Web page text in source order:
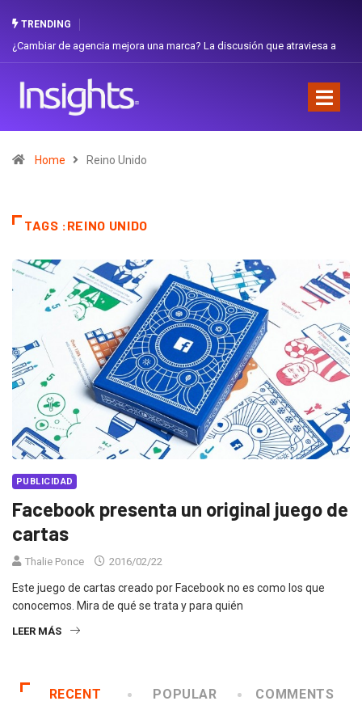
TRENDING
¿Cambiar de agencia mejora una marca? La discusión que atraviesa a
Home Reino Unido
TAGS :REINO UNIDO
PUBLICIDAD
Facebook presenta un original juego de
cartas
Thalie Ponce 2016/02/22
Este juego de cartas creado por Facebook no es como los que
conocemos. Mira de qué se trata y para quién
LEER MÁS
RECENT POPULAR COMMENTS